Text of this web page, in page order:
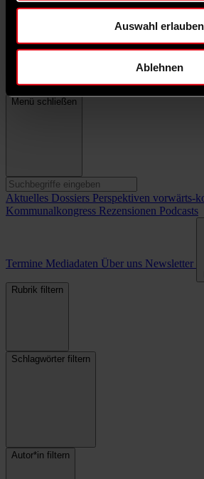
Auswahl erlauben
Ablehnen
Menü schließen
Aktuelles Dossiers Perspektiven vorwärts-
Kommunalkongress Rezensionen Podcasts
Termine Mediadaten Über uns Newsletter
Rubrik filtern
Schlagwörter filtern
Autor*in filtern